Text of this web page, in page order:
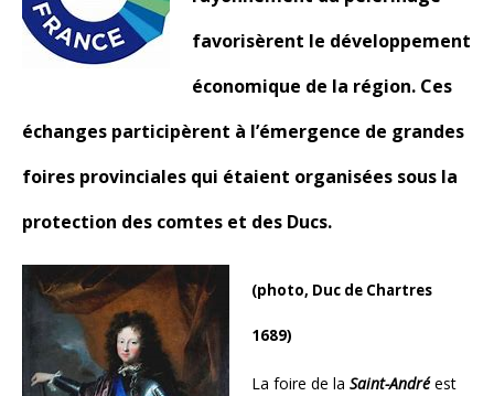
favorisèrent le développement
économique de la région. Ces
échanges participèrent à l’émergence de grandes
foires provinciales qui étaient organisées sous la
protection des comtes et des Ducs.
(photo, Duc de Chartres
1689)
La foire de la Saint-Andréest